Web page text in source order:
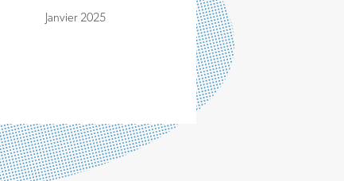
Janvier 2025